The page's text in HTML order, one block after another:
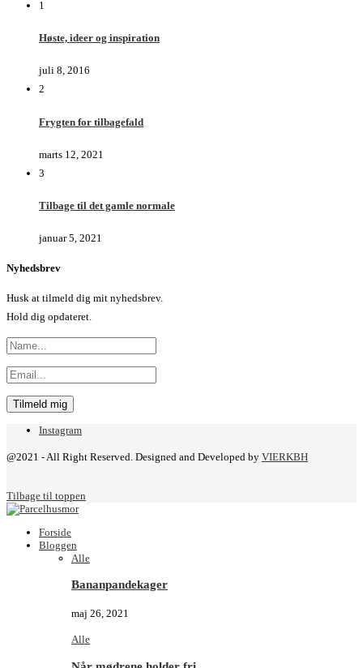
1
Høste, ideer og inspiration
juli 8, 2016
2
Frygten for tilbagefald
marts 12, 2021
3
Tilbage til det gamle normale
januar 5, 2021
Nyhedsbrev
Husk at tilmeld dig mit nyhedsbrev.
Hold dig opdateret.
Instagram
@2021 - All Right Reserved. Designed and Developed by VIERKBH
Tilbage til toppen
Forside
Bloggen
Alle
Bananpandekager
maj 26, 2021
Alle